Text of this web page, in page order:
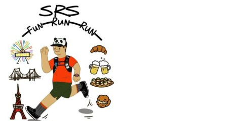
2026.6.23
BIB-IT.招待選手大募集！！2026...
events
BIB-IT.のZERO WASTE...
events
2026.2.2
仙台国際ハーフマラソン2026 大会オリ...
events
2025.10.1
第46回 丹波篠山ABCマラソン...